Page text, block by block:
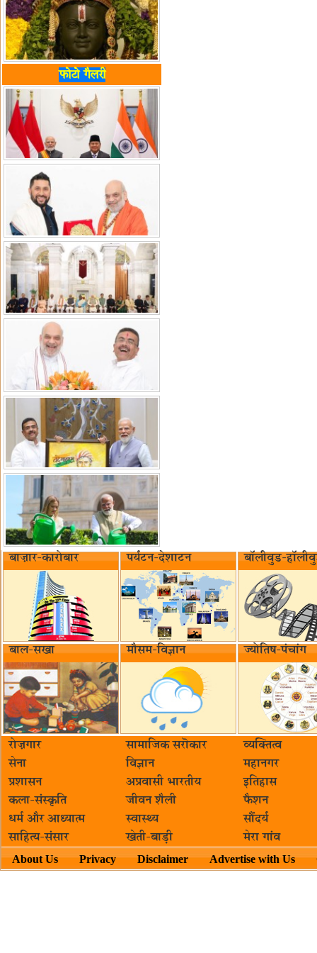
फोटो गैलरी
बाज़ार-कारोबार पर्यटन-देशाटन बॉलीवुड-
बाल-सखा मौसम-विज्ञान ज्योतिष-पंचांग
रोज़गार सामाजिक सरॊकार‌
व्यक्तित्व
सेना
विज्ञान
महानगर
प्रशासन
अप्रवासी भारतीय
इतिहास
कला-संस्कृति
जीवन शैली
फैशन
धर्म और आध्यात्म
स्वास्थ्य
सौंदर्य
साहित्य-संसार
खेती-बाड़ी मेरा गांव
About Us Privacy Disclaimer Advertise with Us